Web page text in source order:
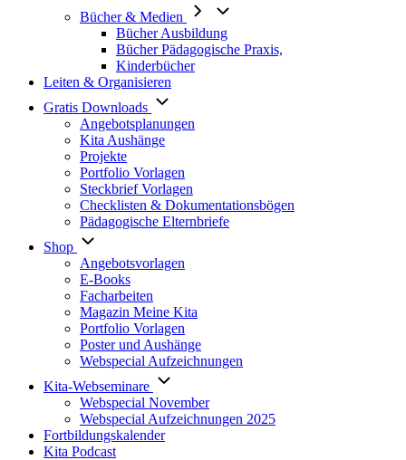
Bücher & Medien
Bücher Ausbildung
Bücher Pädagogische Praxis,
Kinderbücher
Leiten & Organisieren
Gratis Downloads
Angebotsplanungen
Kita Aushänge
Projekte
Portfolio Vorlagen
Steckbrief Vorlagen
Checklisten & Dokumentationsbögen
Pädagogische Elternbriefe
Shop
Angebotsvorlagen
E-Books
Facharbeiten
Magazin Meine Kita
Portfolio Vorlagen
Poster und Aushänge
Webspecial Aufzeichnungen
Kita-Webseminare
Webspecial November
Webspecial Aufzeichnungen 2025
Fortbildungskalender
Kita Podcast